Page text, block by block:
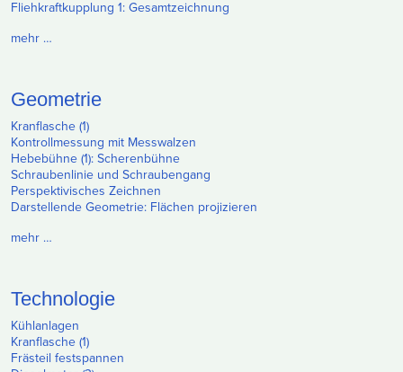
Fliehkraftkupplung 1: Gesamtzeichnung
mehr …
Geometrie
Kranflasche (1)
Kontrollmessung mit Messwalzen
Hebebühne (1): Scherenbühne
Schraubenlinie und Schraubengang
Perspektivisches Zeichnen
Darstellende Geometrie: Flächen projizieren
mehr …
Technologie
Kühlanlagen
Kranflasche (1)
Frästeil festspannen